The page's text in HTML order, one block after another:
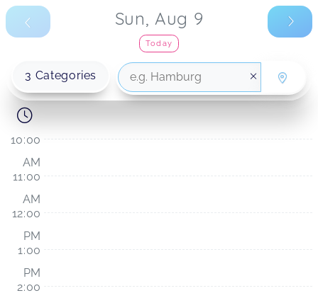
Sun, Aug 9
Today
3 Categories
10:00
AM
11:00
AM
12:00
PM
1:00
PM
2:00